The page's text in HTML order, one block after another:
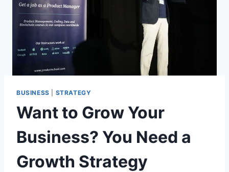
BUSINESS STRATEGY
Want to Grow Your
Business? You Need a
Growth Strategy